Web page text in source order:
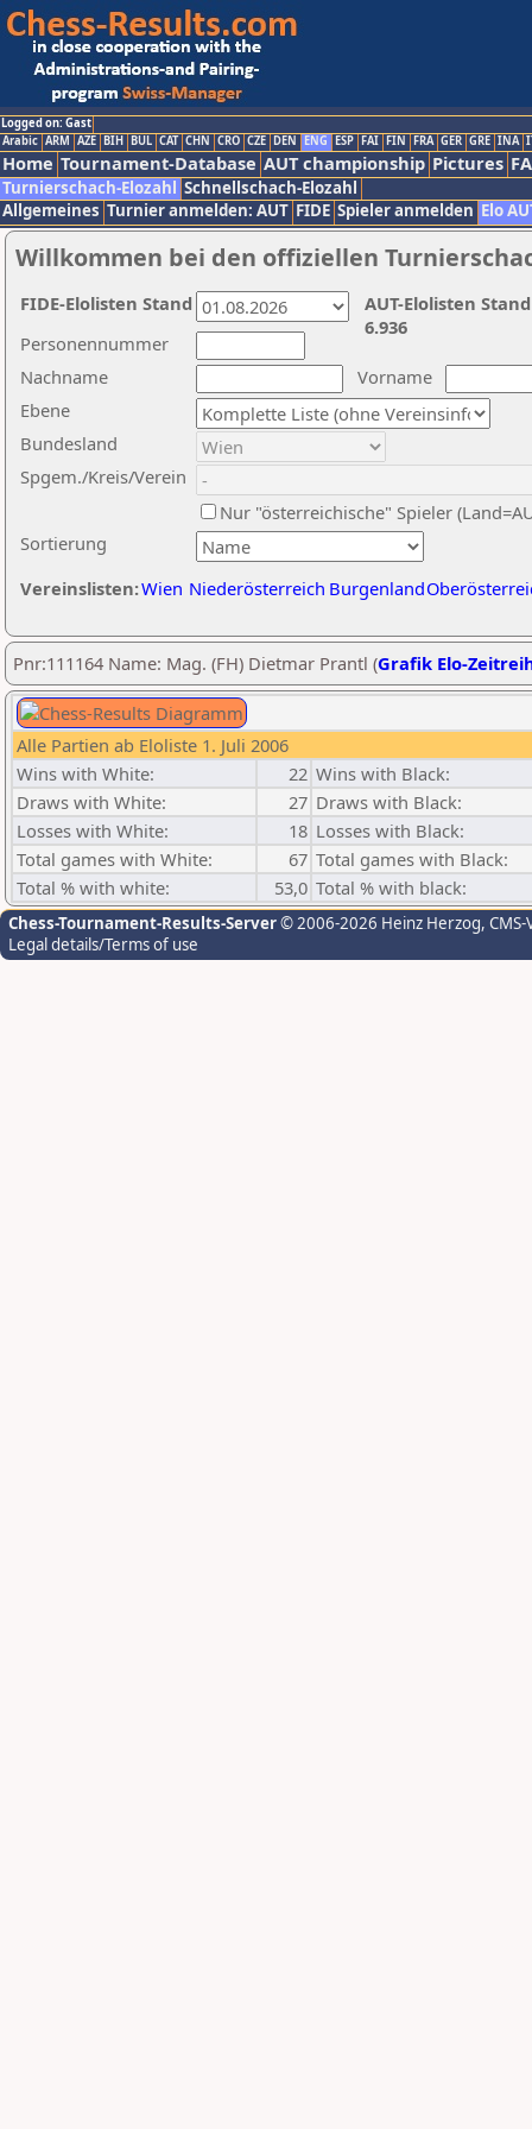
Logged on: Gast
Arabic ARM AZE BIH BUL CAT CHN CRO CZE DEN ENG ESP FAI FIN FRA GER GRE INA
Home Tournament-Database AUT championship Pictures
Turnierschach-Elozahl Schnellschach-Elozahl
Allgemeines Turnier anmelden: AUT FIDE Spieler anmelden Elo
Willkommen bei den offiziellen
Nachname
Vorname
Ebene
Sortierung
Personennummer
Bundesland
Spgem./Kreis/Verein
Nur "österreichische" Spieler
Vereinslisten:Wien Niederösterreich Burgenland
AUT-Elolisten
6.936
FIDE-Elolisten Stand
Pnr:111164 Name: Mag. (FH) Dietmar Prantl (Grafik Elo-
Alle Partien ab Eloliste 1. Juli 2006
Wins with White:
22 Wins with Black:
Draws with White:
27 Draws with Black:
Losses with White:
18 Losses with Black:
Total games with White:
67 Total games with Black:
Total % with white:
53,0 Total % with black:
Chess-Tournament-Results-Server© 2006-2026 Heinz Herzog,
Legal details/Terms of use